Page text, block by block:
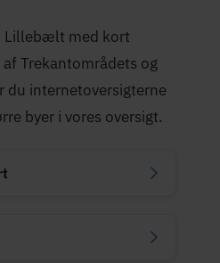
Lillebælt med kort
Trekantområdets og
du internetoversigterne
byer i vores oversigt.